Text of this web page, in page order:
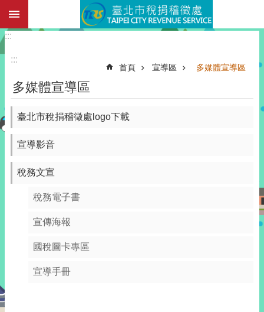
跳到主要內容區塊
:::
:::
首頁 宣導區 多媒體宣導區
多媒體宣導區
臺北市稅捐稽徵處logo下載
宣導影音
稅務文宣
稅務電子書
宣傳海報
國稅圖卡專區
宣導手冊